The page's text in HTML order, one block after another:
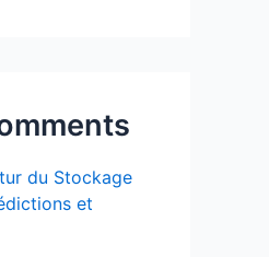
du Stockage
et